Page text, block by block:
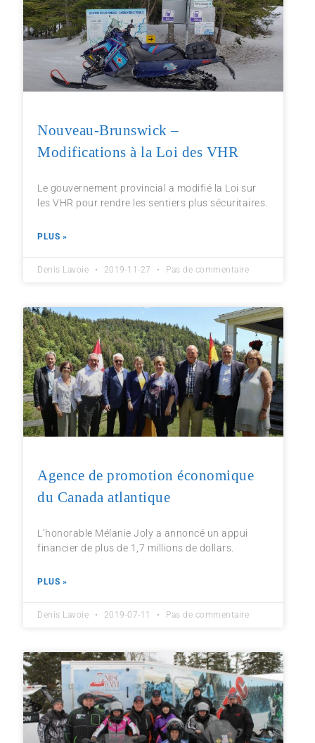
Nouveau-Brunswick –
Modifications à la Loi des VHR
Le gouvernement provincial a modifié la Loi sur
les VHR pour rendre les sentiers plus sécuritaires.
PLUS »
Denis Lavoie 2019-11-27 Pas de commentaire
Agence de promotion économique
du Canada atlantique
L’honorable Mélanie Joly a annoncé un appui
financier de plus de 1,7 millions de dollars.
PLUS »
Denis Lavoie 2019-07-11 Pas de commentaire